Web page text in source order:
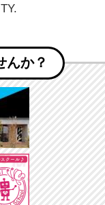
んか？